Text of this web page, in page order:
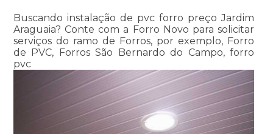
Buscando instalação de pvc forro preço Jardim
Araguaia? Conte com a Forro Novo para solicitar
serviços do ramo de Forros, por exemplo, Forro
de PVC, Forros São Bernardo do Campo, forro
pvc